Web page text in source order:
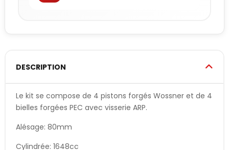
DESCRIPTION
Le kit se compose de 4 pistons forgés Wossner et de 4
bielles forgées PEC avec visserie ARP.
Alésage: 80mm
Cylindrée: 1648cc